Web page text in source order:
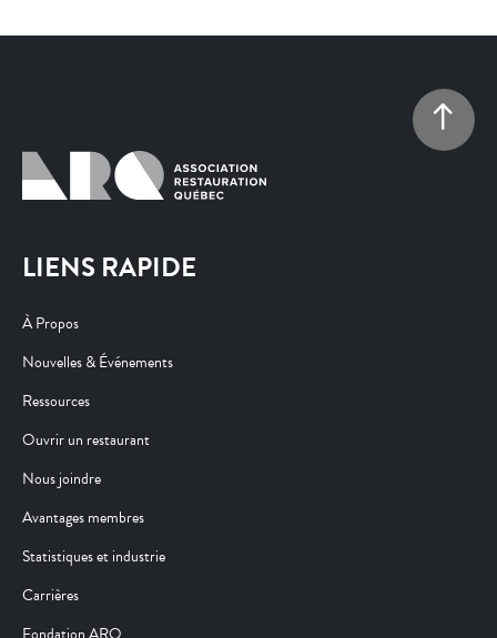
LIENS RAPIDE
À Propos
Nouvelles & Événements
Ressources
Ouvrir un restaurant
Nous joindre
Avantages membres
Statistiques et industrie
Carrières